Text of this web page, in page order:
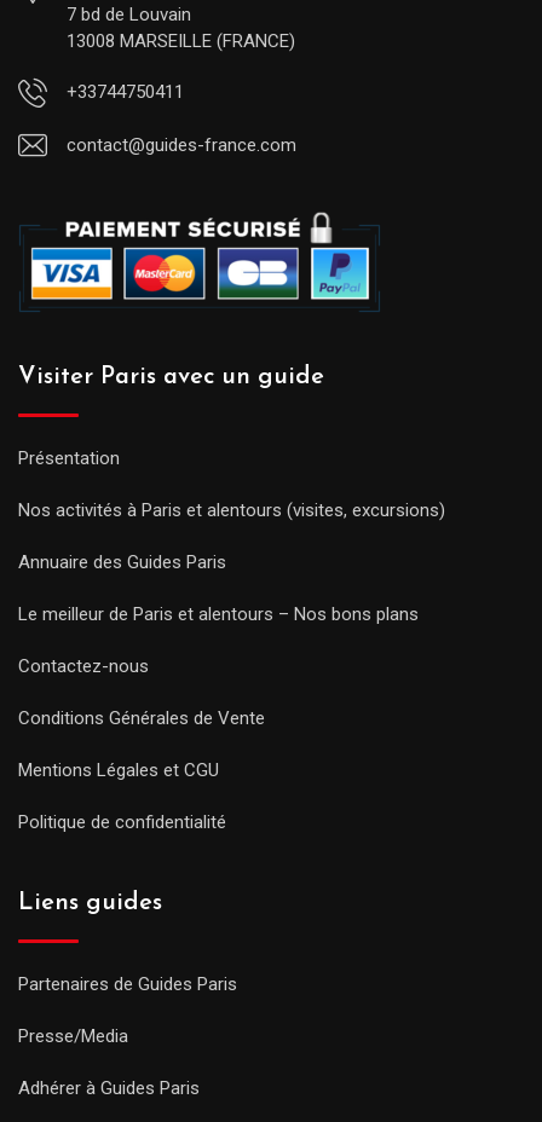
7 bd de Louvain
13008 MARSEILLE (FRANCE)
+33744750411
contact@guides-france.com
Visiter Paris avec un guide
Présentation
Nos activités à Paris et alentours (visites, excursions)
Annuaire des Guides Paris
Le meilleur de Paris et alentours – Nos bons plans
Contactez-nous
Conditions Générales de Vente
Mentions Légales et CGU
Politique de confidentialité
Liens guides
Partenaires de Guides Paris
Presse/Media
Adhérer à Guides Paris